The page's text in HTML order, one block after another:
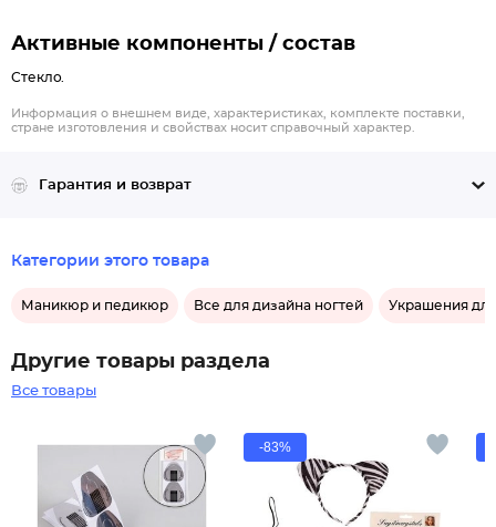
Активные компоненты / состав
Стекло.
Информация о внешнем виде, характеристиках, комплекте поставки,
стране изготовления и свойствах носит справочный характер.
Гарантия и возврат
Категории этого товара
Маникюр и педикюр Все для дизайна ногтей Украшения
Другие товары раздела
Все товары
-83%